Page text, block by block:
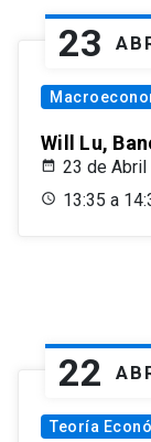
23
Will Lu,
23 de
13:35 a
22
Teoría